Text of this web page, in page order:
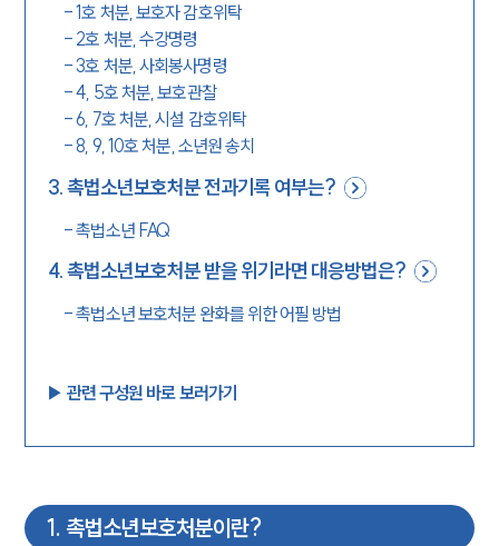
-1호 처분, 보호자 감호위탁
- 2호 처분, 수강명령
- 3호 처분, 사회봉사명령
-4, 5호 처분, 보호관찰
-6, 7호 처분, 시설 감호위탁
-8, 9, 10호 처분, 소년원 송치
3.촉법소년보호처분 전과기록 여부는?
-촉법소년 FAQ
4.촉법소년보호처분 받을 위기라면 대응방법은?
-촉법소년 보호처분 완화를 위한 어필 방법
▶︎ 관련 구성원 바로 보러가기
1. 촉법소년보호처분이란?